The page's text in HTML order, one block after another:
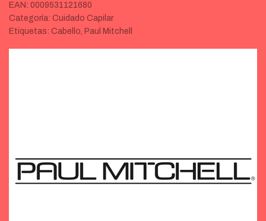
EAN: 0009531121680
Categoría: Cuidado Capilar
Etiquetas: Cabello, Paul Mitchell